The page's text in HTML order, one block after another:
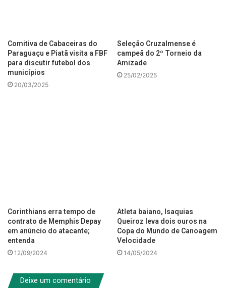
Comitiva de Cabaceiras do
Paraguaçu e Piatã visita a FBF
para discutir futebol dos
municípios
20/03/2025
Seleção Cruzalmense é
campeã do 2º Torneio da
Amizade
25/02/2025
Corinthians erra tempo de
contrato de Memphis Depay
em anúncio do atacante;
entenda
12/09/2024
Atleta baiano, Isaquias
Queiroz leva dois ouros na
Copa do Mundo de Canoagem
Velocidade
14/05/2024
Deixe um comentário